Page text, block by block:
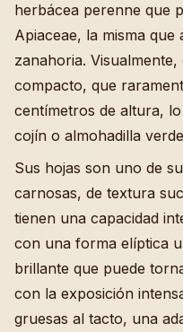
herbácea perenne que
Apiaceae, la misma
zanahoria.
compacto, que
centímetros de altura,
cojín o almohadilla
Sus hojas son uno de
carnosas, de textura
tienen una capacidad
con una forma elíptica
brillante que puede
con la exposición
gruesas al tacto, una